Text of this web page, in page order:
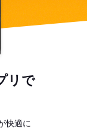
リで
快適に